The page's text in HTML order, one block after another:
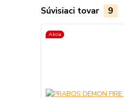
Súvisiaci tovar 9
Akcia